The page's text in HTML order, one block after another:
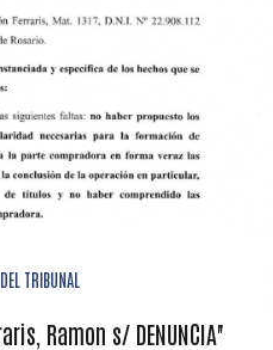
TRIBUNAL
Ramon s/ DENUNCIA"